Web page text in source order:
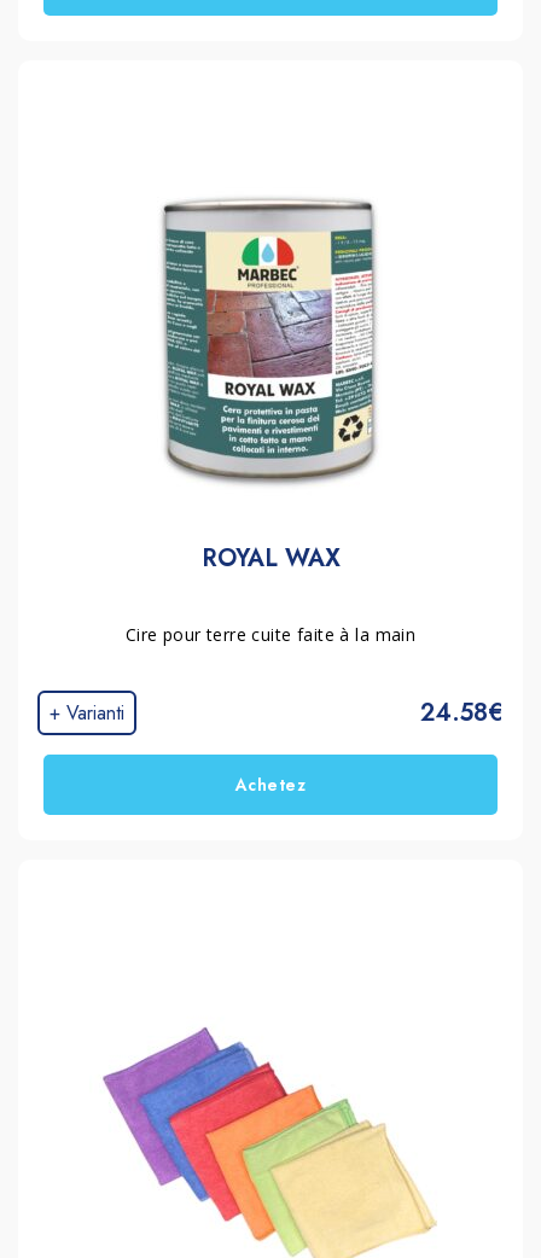
ROYAL WAX
Cire pour terre cuite faite à la main
+ Varianti 24.58€
Achetez